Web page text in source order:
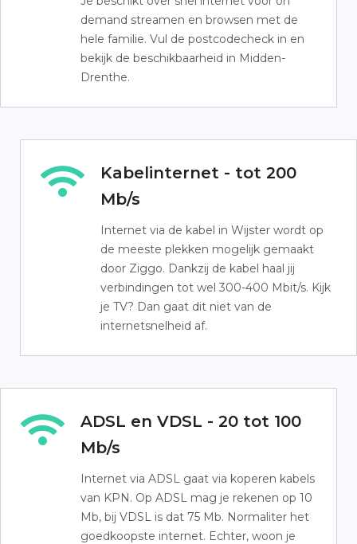
demand streamen en browsen met de
hele familie. Vul de postcodecheck in en
bekijk de beschikbaarheid in Midden-
Drenthe.
Kabelinternet - tot 200
Mb/s
Internet via de kabel in Wijster wordt op
de meeste plekken mogelijk gemaakt
door Ziggo. Dankzij de kabel haal jij
verbindingen tot wel 300-400 Mbit/s. Kijk
je TV? Dan gaat dit niet van de
internetsnelheid af.
ADSL en VDSL - 20 tot 100
Mb/s
Internet via ADSL gaat via koperen kabels
van KPN. Op ADSL mag je rekenen op 10
Mb, bij VDSL is dat 75 Mb. Normaliter het
goedkoopste internet. Echter, woon je